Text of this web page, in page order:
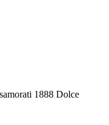
1888 Dolce